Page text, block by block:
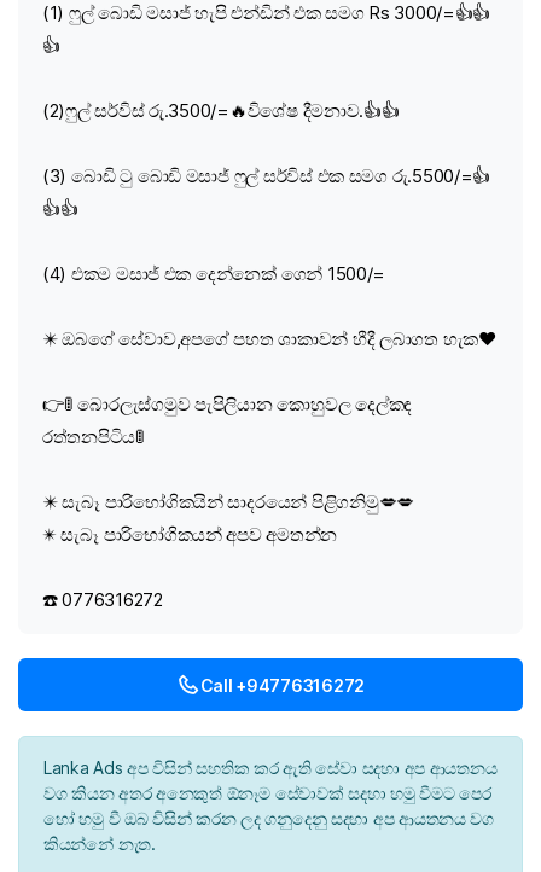
(1) ෆුල් බොඩි මසාජ් හැපි එන්ඩින් එක සමග Rs 3000/=👍👍
👍
(2)ෆුල් සර්විස් රු.3500/=🔥විශේෂ දීමනාව.👍👍
(3) බොඩි ටු බොඩි මසාජ් ෆුල් සර්විස් එක සමග රු.5500/=👍
👍👍
(4) එකම මසාජ් එක දෙන්නෙක් ගෙන් 1500/=
✴️ ඔබගේ සේවාව,අපගේ පහත ශාකාවන් හීදී ලබාගත හැක❤️
👉🚦 බොරලැස්ගමුව පැපිලියාන කොහුවල දෙල්කඳ
රත්තනපිටිය🚦
✴️ සැබෑ පාරිභෝගිකයින් සාදරයෙන් පිළිගනිමු💋💋
✴ සැබෑ පාරිභෝගිකයන් අපව අමතන්න
☎️ 0776316272
Call +94776316272
Lanka Ads අප විසින් සහතික කර ඇති සේවා සදහා අප ආයතනය
වග කියන අතර අනෙකුත් ඕනෑම සේවාවක් සදහා හමු වීමට පෙර
හෝ හමු වී ඔබ විසින් කරන ලද ගනුදෙනු සදහා අප ආයතනය වග
කියන්නේ නැත.